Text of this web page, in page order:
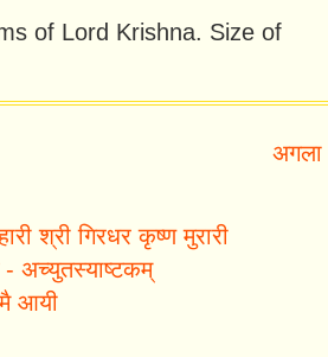
of Lord Krishna. Size of
अगला
श्री गिरधर कृष्ण मुरारी
- अच्युतस्याष्टकम्
आयी